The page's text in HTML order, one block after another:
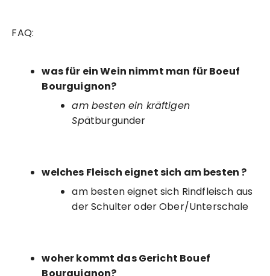
FAQ:
was für ein Wein nimmt man für Boeuf
Bourguignon?
am besten ein kräftigen
Spätburgunder
welches Fleisch eignet sich am besten ?
am besten eignet sich Rindfleisch aus
der Schulter oder Ober/Unterschale
woher kommt das Gericht Bouef
Bourguignon?